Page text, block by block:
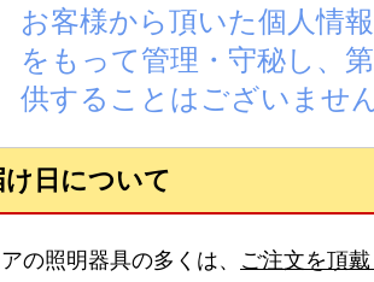
お客様から頂いた個人情
をもって管理・守秘し、
供することはございませ
日について
の照明器具の多くは、 ご注文を頂